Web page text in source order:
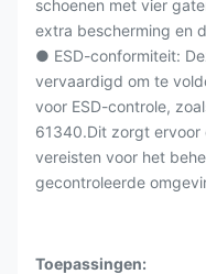
schoenen met vier
extra bescherming en
● ESD-conformiteit:
vervaardigd om te
voor ESD-controle,
61340.Dit zorgt
vereisten voor het
gecontroleerde
Toepassingen: